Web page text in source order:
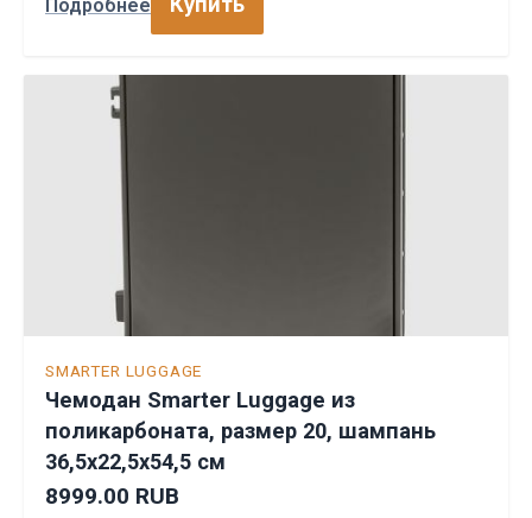
Подробнее
SMARTER LUGGAGE
Чемодан Smarter Luggage из
поликарбоната, размер 20, шампань
36,5х22,5х54,5 см
8999.00 RUB